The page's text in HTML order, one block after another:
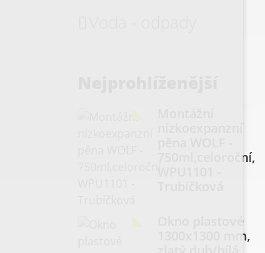
nízkoexpanzní
750ml,celoroční,
Okno plastové
1300x1300 mm,